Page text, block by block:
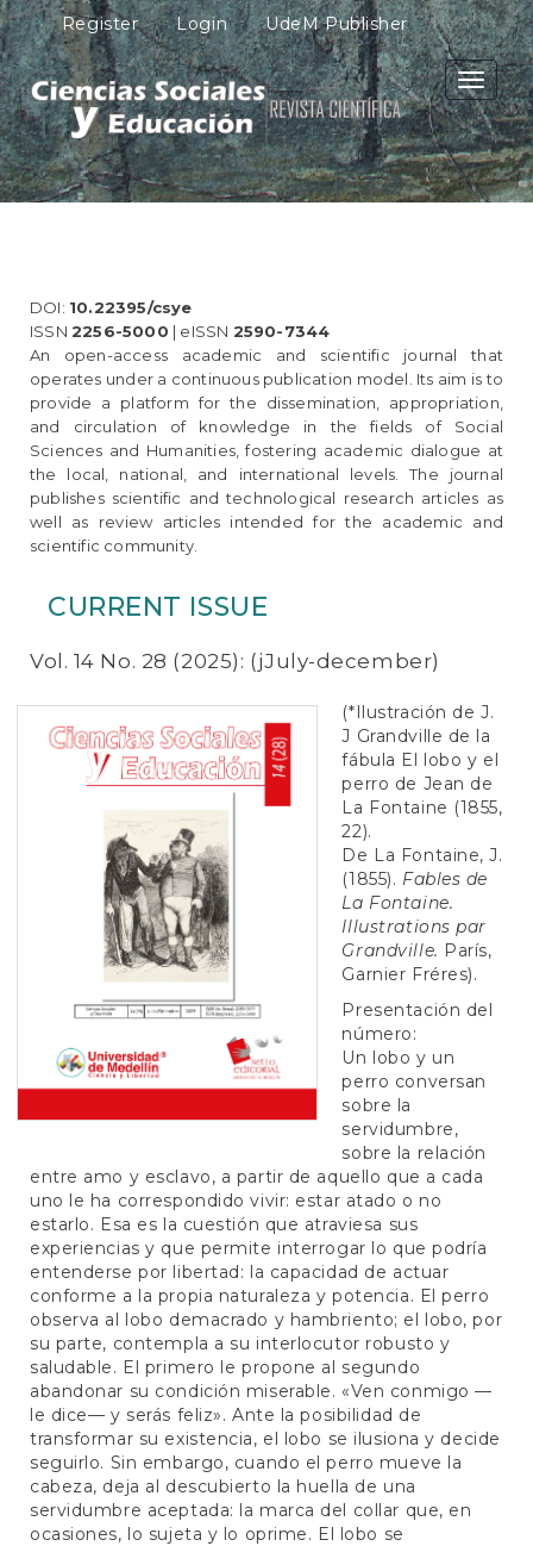
M
a
i
n
N
a
v
i
g
n
M
a
i
n
C
o
n
t
e
n
d
b
Register Login UdeM Publisher
Toggle
DOI: 10.22395/csye
ISSN 2256-5000 | eISSN 2590-7344
An open-access academic and scientific journal that
operates under a continuous publication model. Its aim is to
provide a platform for the dissemination, appropriation,
and circulation of knowledge in the fields of Social
Sciences and Humanities, fostering academic dialogue at
the local, national, and international levels. The journal
publishes scientific and technological research articles as
well as review articles intended for the academic and
scientific community.
CURRENT ISSUE
Vol. 14 No. 28 (2025): (jJuly-december)
(*Ilustración de J.
J Grandville de la
fábula El lobo y el
perro de Jean de
La Fontaine (1855,
22).
De La Fontaine, J.
(1855). Fables de
La Fontaine.
Illustrations par
Grandville. París,
Garnier Fréres).
Presentación del
número:
Un lobo y un
perro conversan
sobre la
servidumbre,
sobre la relación
entre amo y esclavo, a partir de aquello que a cada
uno le ha correspondido vivir: estar atado o no
estarlo. Esa es la cuestión que atraviesa sus
experiencias y que permite interrogar lo que podría
entenderse por libertad: la capacidad de actuar
conforme a la propia naturaleza y potencia. El perro
observa al lobo demacrado y hambriento; el lobo, por
su parte, contempla a su interlocutor robusto y
saludable. El primero le propone al segundo
abandonar su condición miserable. «Ven conmigo —
le dice— y serás feliz». Ante la posibilidad de
transformar su existencia, el lobo se ilusiona y decide
seguirlo. Sin embargo, cuando el perro mueve la
cabeza, deja al descubierto la huella de una
servidumbre aceptada: la marca del collar que, en
ocasiones, lo sujeta y lo oprime. El lobo se